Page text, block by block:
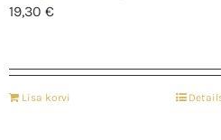
19,30 €
Lisa korvi